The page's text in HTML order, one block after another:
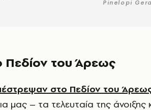
Pinelopi
του Άρεως
στο Πεδίον του
μας – τα τελευταία της